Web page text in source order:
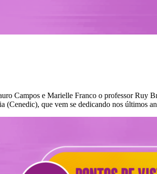
Campos e Marielle Franco o professor
(Cenedic), que vem se dedicando nos últimos